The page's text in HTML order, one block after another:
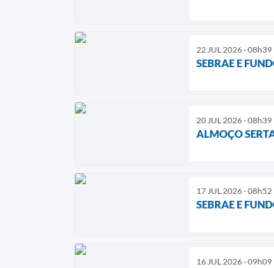
22 JUL 2026 - 08h39
SEBRAE E
20 JUL 2026 - 08h39
ALMOÇO
17 JUL 2026 - 08h52
SEBRAE E
16 JUL 2026 - 09h09